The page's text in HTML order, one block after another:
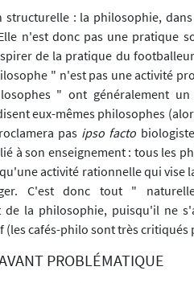
structurelle : la philosophie,
n'est donc pas une pratique
de la pratique du
" n'est pas une activité
" ont généralement
eux-mêmes philosophes
pas ipso facto
à son enseignement : tous les
activité rationnelle qui vise
C'est donc tout "
de la philosophie, puisqu'il ne
(les cafés-philo sont très
PROBLÉMATIQUE